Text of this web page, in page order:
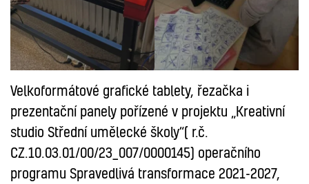
Velkoformátové grafické tablety, řezačka i
prezentační panely pořízené v projektu „Kreativní
studio Střední umělecké školy“( r.č.
CZ.10.03.01/00/23_007/0000145) operačního
programu Spravedlivá transformace 2021-2027,